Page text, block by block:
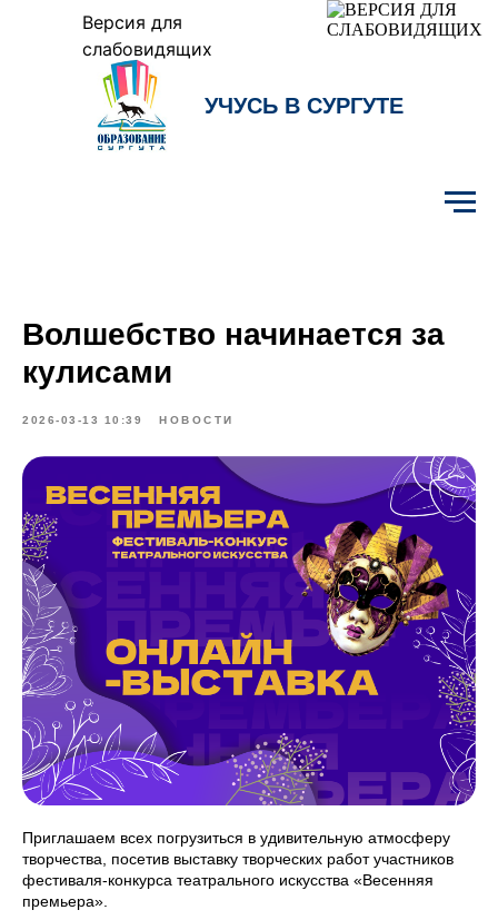
Версия для
слабовидящих
УЧУСЬ В СУРГУТЕ
Волшебство начинается за
кулисами
2026-03-13 10:39 НОВОСТИ
Приглашаем всех погрузиться в удивительную атмосферу
творчества, посетив выставку творческих работ участников
фестиваля-конкурса театрального искусства «Весенняя
премьера».